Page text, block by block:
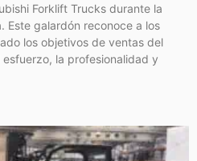
Forklift Trucks durante la
Este galardón reconoce a los
los objetivos de ventas del
la profesionalidad y